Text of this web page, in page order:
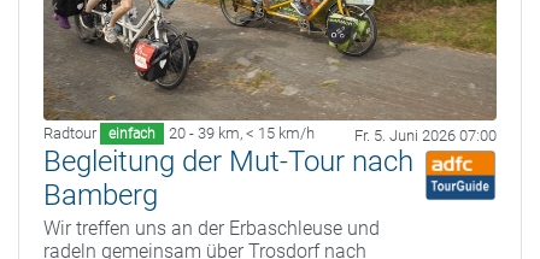
Radtour einfach 20 - 39 km, < 15 km/h Fr. 5. Juni 2026 07:00
Begleitung der Mut-Tour nach
Bamberg
Wir treffen uns an der Erbaschleuse und
radeln gemeinsam über Trosdorf nach